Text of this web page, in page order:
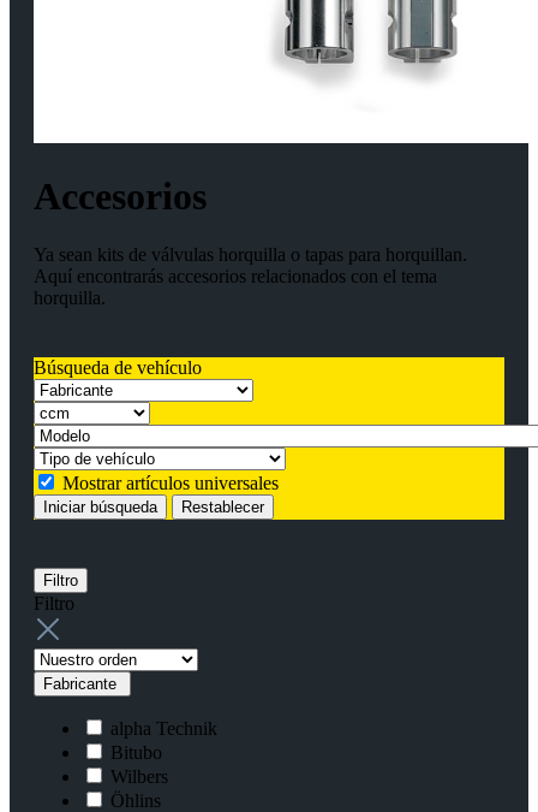
Accesorios
Ya sean kits de válvulas horquilla o tapas para horquillan.
Aquí encontrarás accesorios relacionados con el tema
horquilla.
Búsqueda de vehículo
Mostrar artículos universales
Iniciar búsqueda Restablecer
Filtro
Filtro
Fabricante
alpha Technik
Bitubo
Wilbers
Öhlins